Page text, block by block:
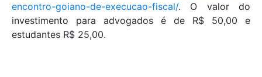
encontro-goiano-de-execucao-fiscal/. O valor do
investimento para advogados é de R$ 50,00 e
estudantes R$ 25,00.